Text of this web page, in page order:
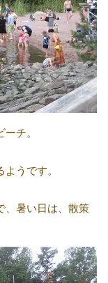
チ。
うです。
、暑い日は、散策